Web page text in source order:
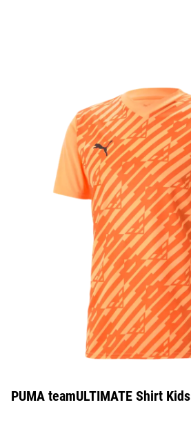
PUMA teamULTIMATE Shirt Kids